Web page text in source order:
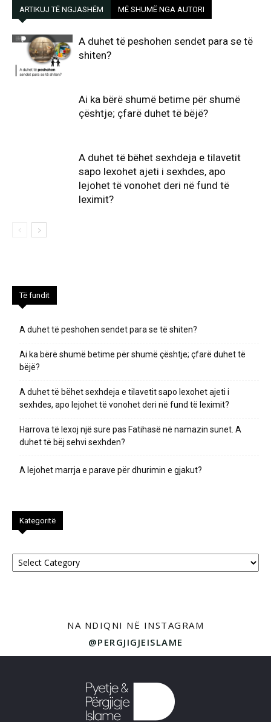
ARTIKUJ TË NGJASHËM MË SHUMË NGA AUTORI
A duhet të peshohen sendet para se të
shiten?
Ai ka bërë shumë betime për shumë
çështje; çfarë duhet të bëjë?
A duhet të bëhet sexhdeja e tilavetit
sapo lexohet ajeti i sexhdes, apo
lejohet të vonohet deri në fund të
leximit?
Të fundit
A duhet të peshohen sendet para se të shiten?
Ai ka bërë shumë betime për shumë çështje; çfarë duhet të
bëjë?
A duhet të bëhet sexhdeja e tilavetit sapo lexohet ajeti i
sexhdes, apo lejohet të vonohet deri në fund të leximit?
Harrova të lexoj një sure pas Fatihasë në namazin sunet. A
duhet të bëj sehvi sexhden?
A lejohet marrja e parave për dhurimin e gjakut?
Kategoritë
Kategoritë
NA NDIQNI NË INSTAGRAM
@PERGJIGJEISLAME